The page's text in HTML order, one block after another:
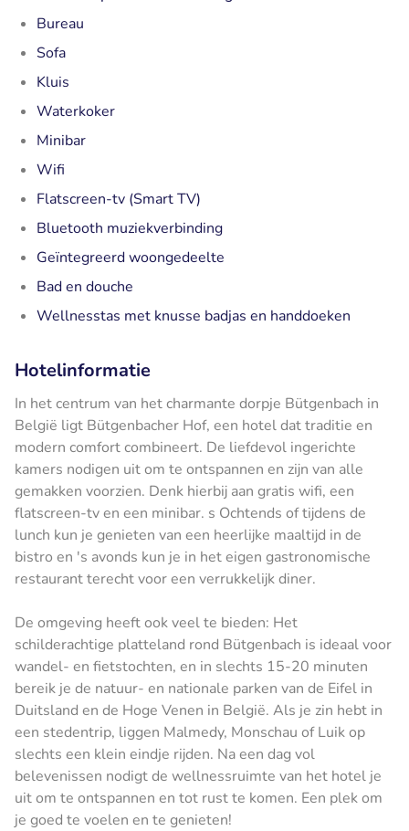
Bureau
Sofa
Kluis
Waterkoker
Minibar
Wifi
Flatscreen-tv (Smart TV)
Bluetooth muziekverbinding
Geïntegreerd woongedeelte
Bad en douche
Wellnesstas met knusse badjas en handdoeken
Hotelinformatie
In het centrum van het charmante dorpje Bütgenbach in
België ligt Bütgenbacher Hof, een hotel dat traditie en
modern comfort combineert. De liefdevol ingerichte
kamers nodigen uit om te ontspannen en zijn van alle
gemakken voorzien. Denk hierbij aan gratis wifi, een
flatscreen-tv en een minibar. s Ochtends of tijdens de
lunch kun je genieten van een heerlijke maaltijd in de
bistro en 's avonds kun je in het eigen gastronomische
restaurant terecht voor een verrukkelijk diner.
De omgeving heeft ook veel te bieden: Het
schilderachtige platteland rond Bütgenbach is ideaal voor
wandel- en fietstochten, en in slechts 15-20 minuten
bereik je de natuur- en nationale parken van de Eifel in
Duitsland en de Hoge Venen in België. Als je zin hebt in
een stedentrip, liggen Malmedy, Monschau of Luik op
slechts een klein eindje rijden. Na een dag vol
belevenissen nodigt de wellnessruimte van het hotel je
uit om te ontspannen en tot rust te komen. Een plek om
je goed te voelen en te genieten!